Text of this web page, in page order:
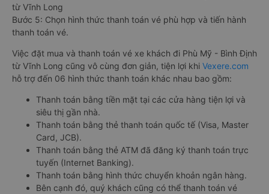
từ Vĩnh Long
Bước 5: Chọn hình thức thanh toán vé phù hợp và tiến hành
thanh toán vé.
Việc đặt mua và thanh toán vé xe khách đi Phù Mỹ - Bình Định
từ Vĩnh Long cũng vô cùng đơn giản, tiện lợi khi Vexere.com
hỗ trợ đến 06 hình thức thanh toán khác nhau bao gồm:
Thanh toán bằng tiền mặt tại các cửa hàng tiện lợi và
siêu thị gần nhà.
Thanh toán bằng thẻ thanh toán quốc tế (Visa, Master
Card, JCB).
Thanh toán bằng thẻ ATM đã đăng ký thanh toán trực
tuyến (Internet Banking).
Thanh toán bằng hình thức chuyển khoản ngân hàng.
Bên cạnh đó, quý khách cũng có thể thanh toán vé